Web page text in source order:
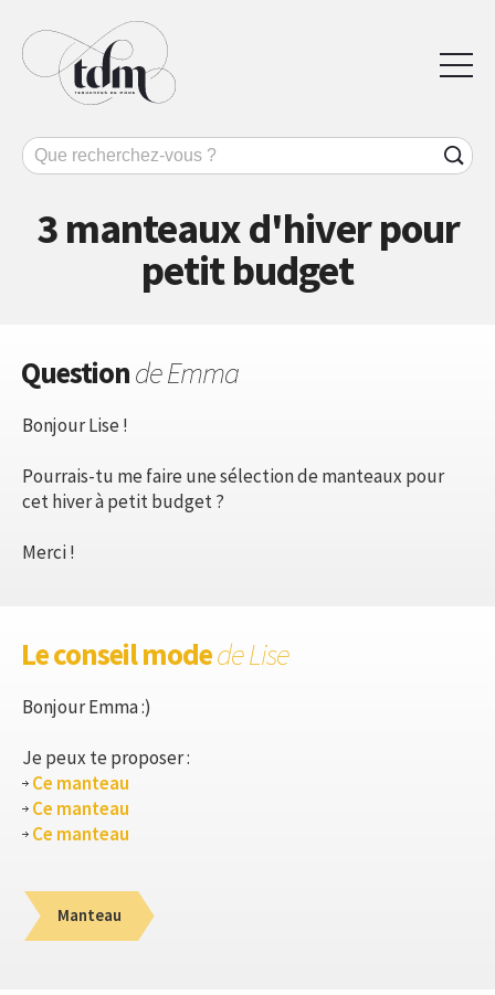
3 manteaux d'hiver pour
petit budget
Questionde Emma
Bonjour Lise !
Pourrais-tu me faire une sélection de manteaux pour
cet hiver à petit budget ?
Merci !
Le conseil modede Lise
Bonjour Emma :)
Je peux te proposer :
Ce manteau
Ce manteau
Ce manteau
Manteau